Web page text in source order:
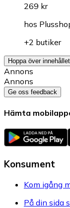
269 kr
hos
+2 butiker
Hoppa över innehållet
Annons
Annons
Ge oss feedback
Hämta
Konsument
Kom igång
På din sida